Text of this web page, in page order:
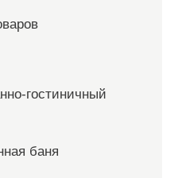
гостиничный
баня